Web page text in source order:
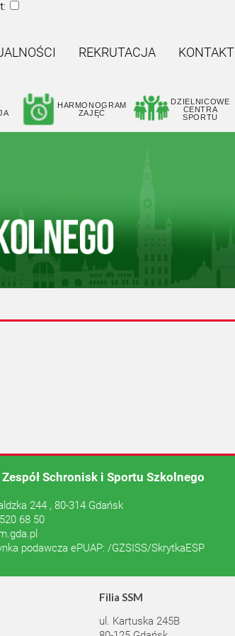
REKRUTACJA KONTAKT
HARMONOGRAM
ZAJĘĆ
DZIELNICOWE
CENTRA
SPORTU
Schronisk i Sportu Szkolnego
244 , 80-314 Gdańsk
68 50
podawcza ePUAP: /GZSISS/SkrytkaESP
Filia SSM
ul. Kartuska 245B